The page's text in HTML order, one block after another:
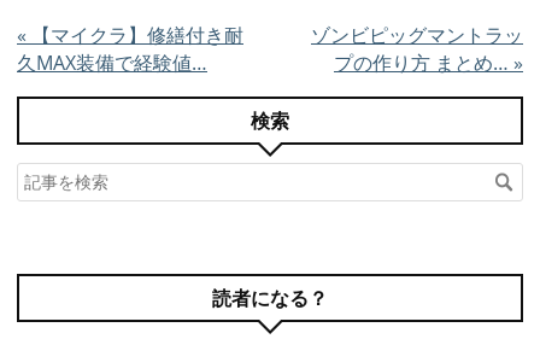
«
【マイクラ】修繕付き耐
久MAX装備で経験値…
ゾンビピッグマントラッ
プの作り方 まとめ… »
検索
読者になる？